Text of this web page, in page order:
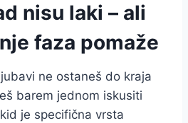
nisu laki – ali
faza pomaže
ne ostaneš do kraja
barem jednom iskusiti
je specifična vrsta